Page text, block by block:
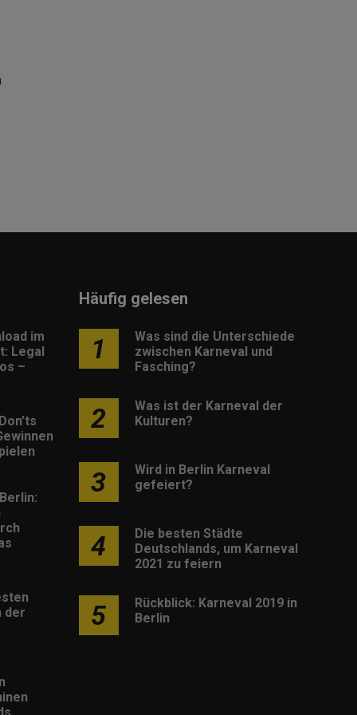
im
Legal
–
der
Häufig gelesen
1
Was sind die Unterschiede
zwischen Karneval und
Fasching?
2
Was ist der Karneval der
Kulturen?
3
Wird in Berlin Karneval
gefeiert?
4
Die besten Städte
Deutschlands, um Karneval
2021 zu feiern
5
Rückblick: Karneval 2019 in
Berlin